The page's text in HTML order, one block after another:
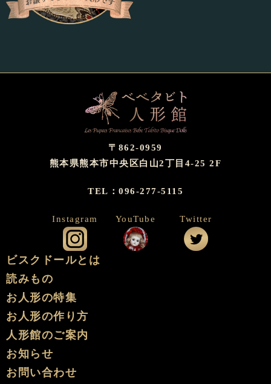
〒862-0959
熊本県熊本市中央区白山2丁目4-25 2F
TEL：096-277-5115
Instagram
公式インスタグラム
YouTube
公式YouTube
Twitter
ビスクドールとは
読みもの
お人形の特集
お人形の作り方
人形館のご案内
お知らせ
お問い合わせ